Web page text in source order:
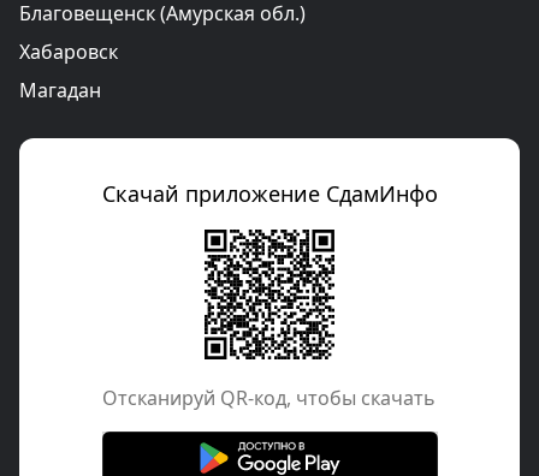
Благовещенск (Амурская обл.)
Хабаровск
Магадан
Скачай приложение СдамИнфо
Отcканируй QR-код, чтобы скачать